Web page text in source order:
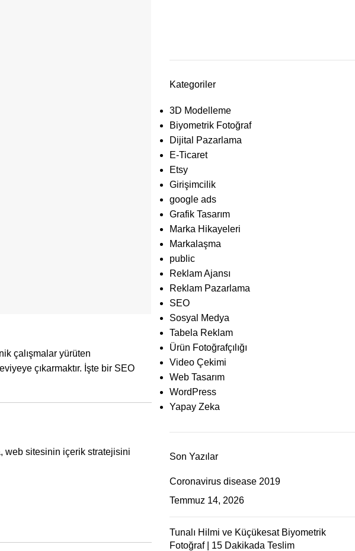
çalışmalar yürüten
çıkarmaktır. İşte bir SEO
web sitesinin içerik stratejisini
Kategoriler
3D Modelleme
Biyometrik Fotoğraf
Dijital Pazarlama
E-Ticaret
Etsy
Girişimcilik
google ads
Grafik Tasarım
Marka Hikayeleri
Markalaşma
public
Reklam Ajansı
Reklam Pazarlama
SEO
Sosyal Medya
Tabela Reklam
Ürün Fotoğrafçılığı
Video Çekimi
Web Tasarım
WordPress
Yapay Zeka
Son Yazılar
Coronavirus disease 2019
Temmuz 14, 2026
Tunalı Hilmi ve Küçükesat Biyometrik
Fotoğraf | 15 Dakikada Teslim